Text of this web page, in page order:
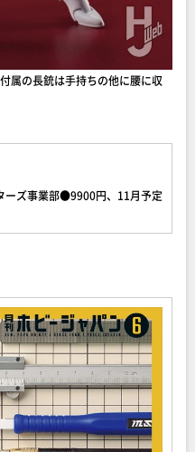
属の長銃は手持ちの他に腰に収
ーズ事業部●9900円、11月予定